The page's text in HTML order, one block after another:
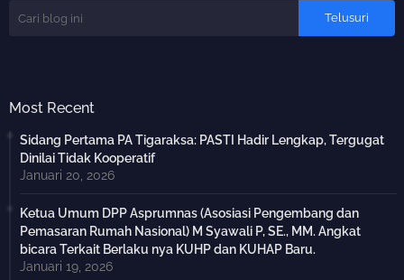
Most Recent
Sidang Pertama PA Tigaraksa: PASTI Hadir Lengkap, Tergugat
Dinilai Tidak Kooperatif
Januari 20, 2026
Ketua Umum DPP Asprumnas (Asosiasi Pengembang dan
Pemasaran Rumah Nasional) M Syawali P, SE., MM. Angkat
bicara Terkait Berlaku nya KUHP dan KUHAP Baru.
Januari 19, 2026